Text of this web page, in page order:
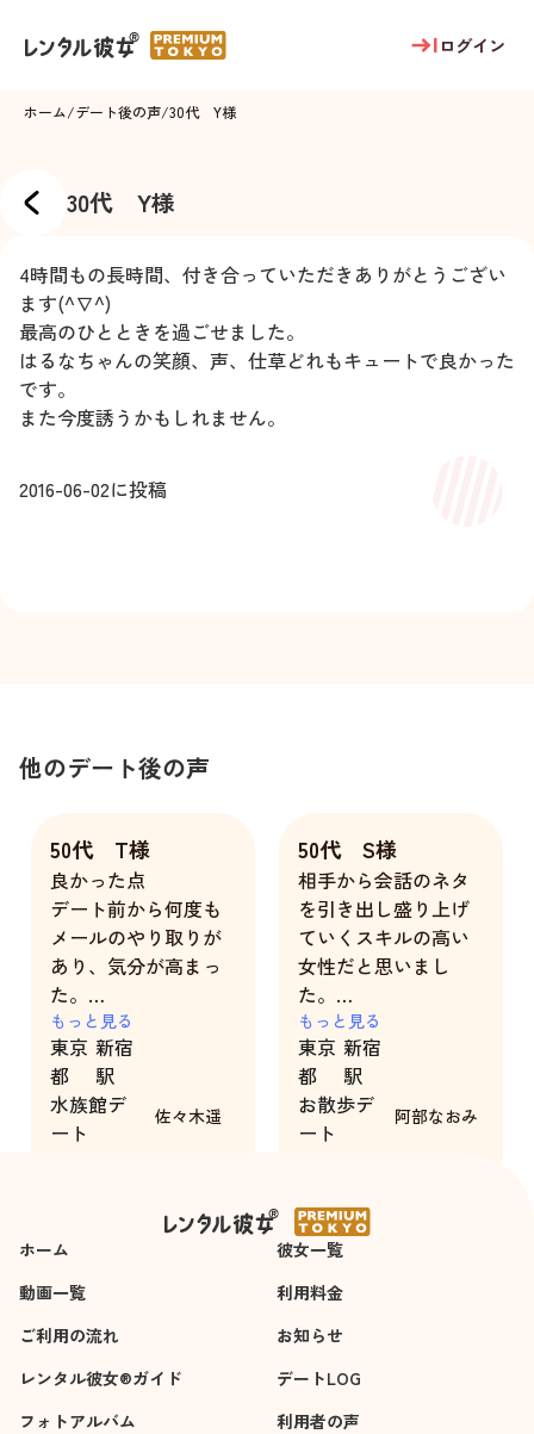
ログイン
ホーム/デート後の声/30代 Y様
30代 Y様
4時間もの長時間、付き合っていただきありがとうござい
ます(^∇^)
最高のひとときを過ごせました。
はるなちゃんの笑顔、声、仕草どれもキュートで良かった
です。
また今度誘うかもしれません。
2016-06-02に投稿
他のデート後の声
50代 T様
良かった点
デート前から何度も
メールのやり取りが
あり、気分が高まっ
た。
レストランの予約ま
でしてくれた。
性格が良くて話しや
すかった。
デート中に体を近づ
もっと見る
東京
都
新宿
駅
水族館デ
ート
佐々木遥
50代 S様
相手から会話のネタ
を引き出し盛り上げ
ていくスキルの高い
女性だと思いまし
た。
またデートの後半、
私の人柄について褒
めていただく機会が
ありました。たとえ
お世辞であったとし
をきちんと見て認め
てもらえて、それが
何より嬉しかったで
す。
もっと見る
東京
都
新宿
駅
お散歩デ
ート
阿部なおみ
ホーム
彼女一覧
動画一覧
利用料金
ご利用の流れ
お知らせ
レンタル彼女®ガイド
デートLOG
フォトアルバム
利用者の声